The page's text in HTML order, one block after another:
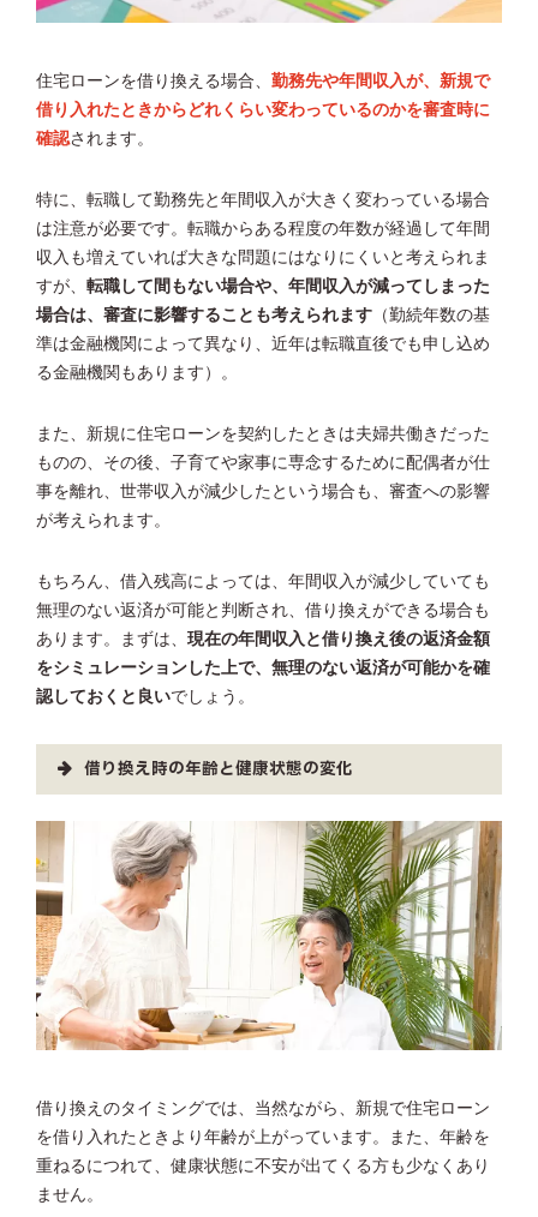
住宅ローンを借り換える場合、 勤務先や年間収入が、新規で
借り入れたときからどれくらい変わっているのかを審査時に
確認されます。
特に、転職して勤務先と年間収入が大きく変わっている場合
は注意が必要です。転職からある程度の年数が経過して年間
収入も増えていれば大きな問題にはなりにくいと考えられま
すが、 転職して間もない場合や、年間収入が減ってしまった
場合は、審査に影響することも考えられます （勤続年数の基
準は金融機関によって異なり、近年は転職直後でも申し込め
る金融機関もあります）。
また、新規に住宅ローンを契約したときは夫婦共働きだった
ものの、その後、子育てや家事に専念するために配偶者が仕
事を離れ、世帯収入が減少したという場合も、審査への影響
が考えられます。
もちろん、借入残高によっては、年間収入が減少していても
無理のない返済が可能と判断され、借り換えができる場合も
あります。まずは、 現在の年間収入と借り換え後の返済金額
をシミュレーションした上で、無理のない返済が可能かを確
認しておくと良いでしょう。
借り換え時の年齢と健康状態の変化
借り換えのタイミングでは、当然ながら、新規で住宅ローン
を借り入れたときより年齢が上がっています。また、年齢を
重ねるにつれて、健康状態に不安が出てくる方も少なくあり
ません。